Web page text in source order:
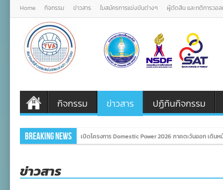
Home กิจกรรม ข่าวสาร ใบสมัครการแข่งขันต่างๆ ผู้ตัดสิน และกติการวอ
กิจกรรม ข่าวสาร ปฏิทินกิจกรรม
Breaking News เปิดโครงการ Domestic Power 2026 ภาคตะวันออก เดิน
ข่าวสาร